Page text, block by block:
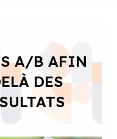
A/B AFIN
DES